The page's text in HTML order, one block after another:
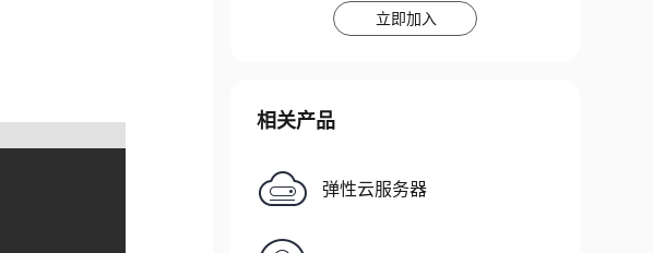
立即加入
相关产品
弹性云服务器